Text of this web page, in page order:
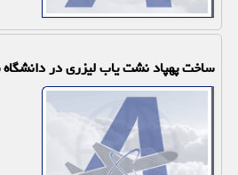
ساخت پهپاد نشت یاب لیزری در